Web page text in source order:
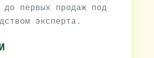
до первых продаж под
эксперта.